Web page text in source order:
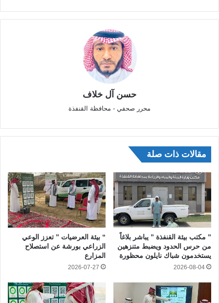
حسن آل خلاف
محرر صحفي - محافظة القنفذة
مقالات ذات صلة
” مكتب بيئة القنفذة ” يباشر بلاغاً
من حرس الحدود ويضبط متنزهين
يستخدمون شباك نايلون محظورة
2026-08-04
“ بيئة العرضيات ” تعزز الوعي
الزراعي بورشة عن استصلاح
المزارع
2026-07-27